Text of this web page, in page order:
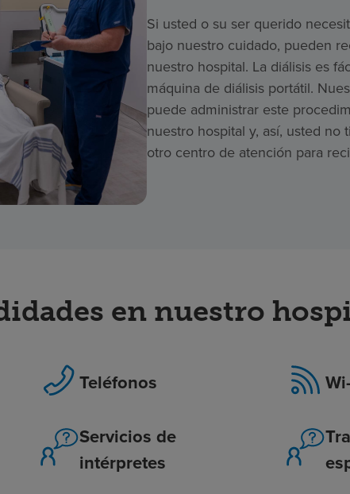
Si usted o su ser querido
bajo nuestro cuidado, pueden
nuestro hospital. La diálisis es
máquina de diálisis portátil.
puede administrar este
nuestro hospital y, así, usted no
otro centro de atención para
en nuestro
Teléfonos
Servicios de
intérpretes